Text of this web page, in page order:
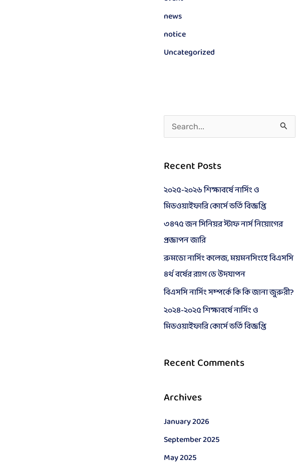
news
notice
Uncategorized
a
c
h
f
o
r
:
Recent Posts
২০২৫-২০২৬ শিক্ষাবর্ষে নার্সিং ও
মিডওয়াইফারি কোর্সে ভর্তি বিজ্ঞপ্তি
৩৪৭৫ জন সিনিয়র স্টাফ নার্স নিয়োগের
প্রজ্ঞাপন জারি
রুমডো নার্সিং কলেজ, ময়মনসিংহে বিএসসি
৪র্থ বর্ষের র‍্যাগ ডে উদযাপন
বিএসসি নার্সিং সম্পর্কে কি কি জানা জুরুরী?
২০২৪-২০২৫ শিক্ষাবর্ষে নার্সিং ও
মিডওয়াইফারি কোর্সে ভর্তি বিজ্ঞপ্তি
Recent Comments
Archives
January 2026
September 2025
May 2025